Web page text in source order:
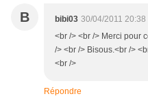
B bibi03 30/04/2011 20:38
<br /> <br /> Merci pour
/> <br /> Bisous.<br />
<br />
Répondre